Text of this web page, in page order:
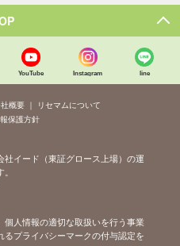
YouTube Instagram line
概要
リセマムについて
保護方針
社イード（東証グロース上場）の運
個人情報の適切な取扱いを行う事業
るプライバシーマークの付与認定を